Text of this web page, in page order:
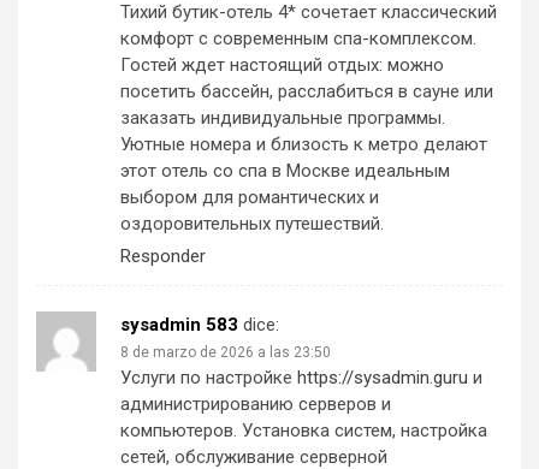
Тихий бутик-отель 4* сочетает классический
комфорт с современным спа-комплексом.
Гостей ждет настоящий отдых: можно
посетить бассейн, расслабиться в сауне или
заказать индивидуальные программы.
Уютные номера и близость к метро делают
этот отель со спа в Москве идеальным
выбором для романтических и
оздоровительных путешествий.
Responder
sysadmin 583 dice:
8 de marzo de 2026 a las 23:50
Услуги по настройке https://sysadmin.guru и
администрированию серверов и
компьютеров. Установка систем, настройка
сетей, обслуживание серверной